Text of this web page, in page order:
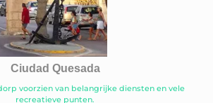
Ciudad Quesada
voorzien van belangrijke diensten en vele
recreatieve punten.